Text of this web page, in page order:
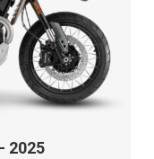
2025